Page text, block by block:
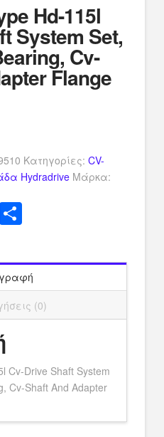
Hd-115l
System Set,
Cv-
Flange
Κατηγορίες: CV-
Hydradrive Μάρκα:
(0)
Cv-Drive Shaft System
Cv-Shaft And Adapter